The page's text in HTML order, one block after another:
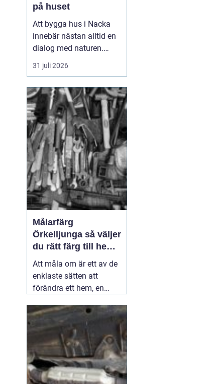
på huset
Att bygga hus i Nacka
innebär nästan alltid en
dialog med naturen.
Berg i dagen, tallar,
nivåskillnader och utsikt
tomt unik. Den som
anlitar Arkitekt Nacka
sökerofta någ...
31 juli 2026
Målarfärg
Örkelljunga så väljer
du rätt färg till hem
och gård
Att måla om är ett av de
enklaste sätten att
förändra ett hem, en
verksamhet. En ny kulör
kan göra ett gammalt
kök ljusare, ge fasaden
nytt liv eller skydda ett
staket mot väder och
vind i många år